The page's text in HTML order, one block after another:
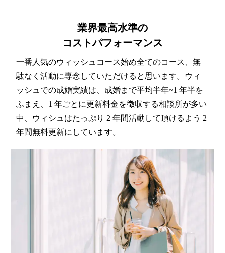
業界最高水準の
コストパフォーマンス
一番人気のウィッシュコース始め全てのコース、無
駄なく活動に専念していただけると思います。ウィ
ッシュでの成婚実績は、成婚まで平均半年~1 年半を
ふまえ、1 年ごとに更新料金を徴収する相談所が多い
中、ウィシュはたっぷり 2 年間活動して頂けるよう 2
年間無料更新にしています。